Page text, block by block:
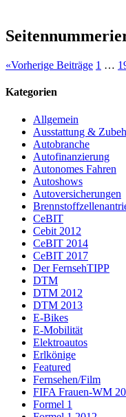
«Vorherige Beiträge 1 …
Kategorien
Allgemein
Ausstattung &
Autobranche
Autofinanzierung
Autonomes Fahren
Autoshows
Autoversicherungen
CeBIT
Cebit 2012
CeBIT 2014
CeBIT 2017
Der FernsehTIPP
DTM
DTM 2012
DTM 2013
E-Bikes
E-Mobilität
Elektroautos
Erlkönige
Featured
Fernsehen/Film
FIFA Frauen-WM
Formel 1